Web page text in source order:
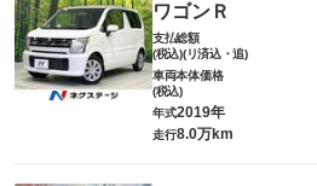
ワゴンＲ
支払総額
(税込)(リ済込・追)
車両本体価格
(税込)
年式2019年
走行8.0万km